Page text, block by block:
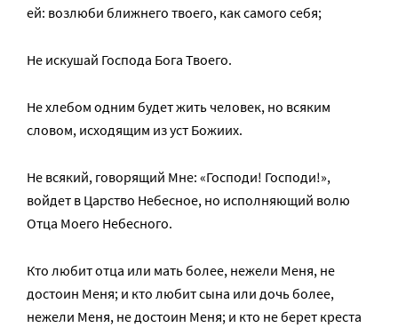
ей: возлюби ближнего твоего, как самого себя;
Не искушай Господа Бога Твоего.
Не хлебом одним будет жить человек, но всяким
словом, исходящим из уст Божиих.
Не всякий, говорящий Мне: «Господи! Господи!»,
войдет в Царство Небесное, но исполняющий волю
Отца Моего Небесного.
Кто любит отца или мать более, нежели Меня, не
достоин Меня; и кто любит сына или дочь более,
нежели Меня, не достоин Меня; и кто не берет креста